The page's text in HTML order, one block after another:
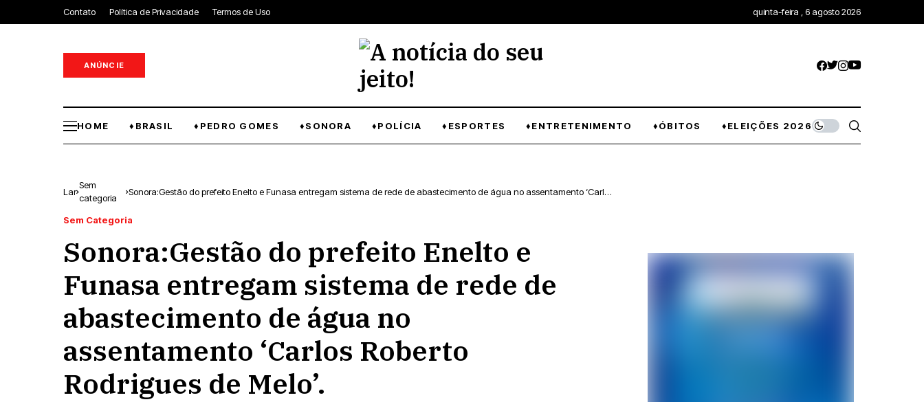
Contato Política de Privacidade Termos de Uso quinta-feira , 6 agosto 2026
ANÚNCIE
HOME ♦BRASIL ♦PEDRO GOMES ♦SONORA ♦POLÍCIA ♦ESPORTES ♦ENTRETENIMENTO ♦ÓBITOS ♦ELEIÇÕES 2026
Lar
Sem
categoria
Sonora:Gestão do prefeito Enelto e Funasa entregam sistema de rede de abastecimento de água no assentamento ‘Carlos
Sem Categoria
Sonora:Gestão do prefeito Enelto e
Funasa entregam sistema de rede de
abastecimento de água no
assentamento ‘Carlos Roberto
Rodrigues de Melo’.